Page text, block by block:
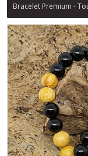
Bracelet Premium -